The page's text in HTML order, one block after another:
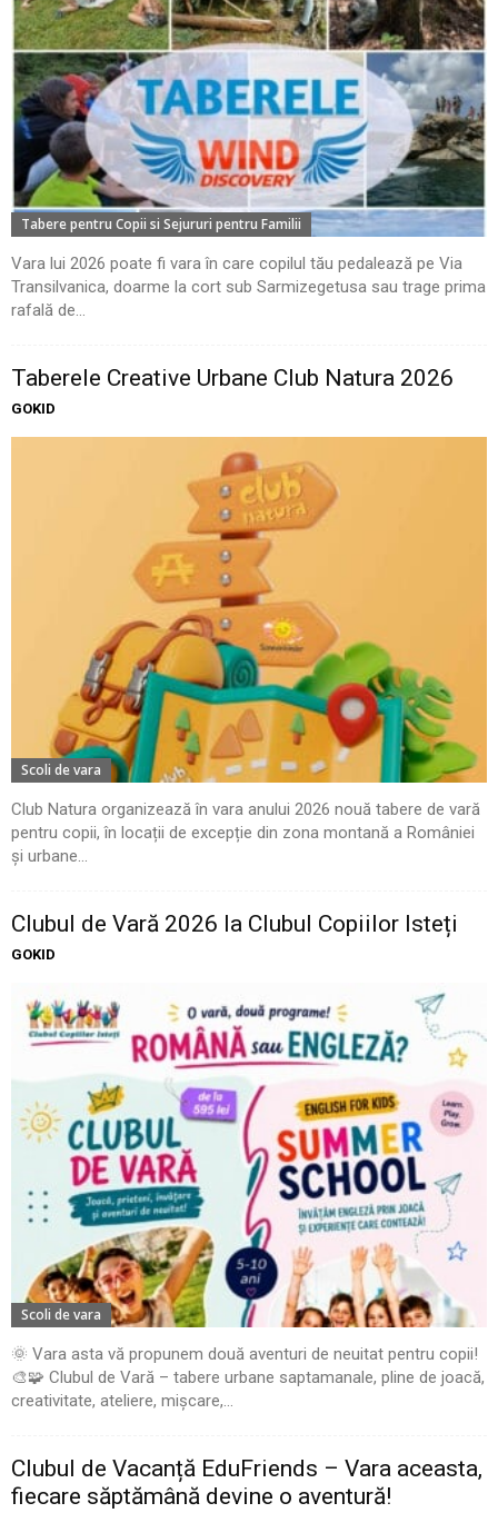
Tabere pentru Copii si Sejururi pentru Familii
Vara lui 2026 poate fi vara în care copilul tău pedalează pe Via
Transilvanica, doarme la cort sub Sarmizegetusa sau trage prima
rafală de...
Taberele Creative Urbane Club Natura 2026
GOKID
Scoli de vara
Club Natura organizează în vara anului 2026 nouă tabere de vară
pentru copii, în locații de excepție din zona montană a României
și urbane...
Clubul de Vară 2026 la Clubul Copiilor Isteți
GOKID
Scoli de vara
🌞 Vara asta vă propunem două aventuri de neuitat pentru copii!
🎨🧩 Clubul de Vară – tabere urbane saptamanale, pline de joacă,
creativitate, ateliere, mișcare,...
Clubul de Vacanță EduFriends – Vara aceasta,
fiecare săptămână devine o aventură!